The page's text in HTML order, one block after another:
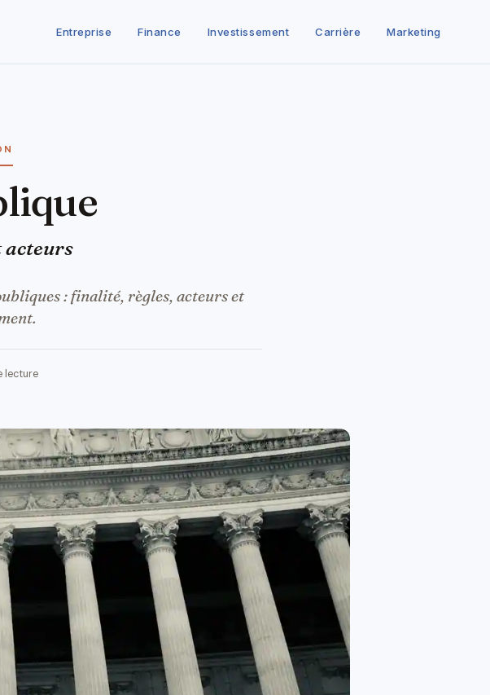
Entreprise Finance Investissement Carrière Marketing
: finalité, règles, acteurs et
lecture